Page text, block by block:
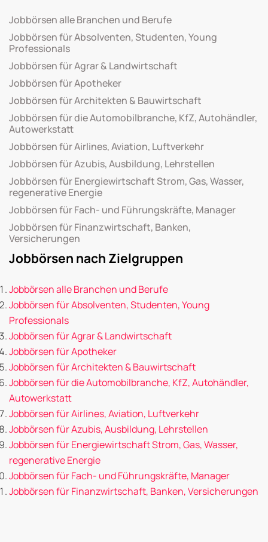
Jobbörsen alle Branchen und Berufe
Jobbörsen für Absolventen, Studenten, Young
Professionals
Jobbörsen für Agrar & Landwirtschaft
Jobbörsen für Apotheker
Jobbörsen für Architekten & Bauwirtschaft
Jobbörsen für die Automobilbranche, KfZ, Autohändler,
Autowerkstatt
Jobbörsen für Airlines, Aviation, Luftverkehr
Jobbörsen für Azubis, Ausbildung, Lehrstellen
Jobbörsen für Energiewirtschaft Strom, Gas, Wasser,
regenerative Energie
Jobbörsen für Fach- und Führungskräfte, Manager
Jobbörsen für Finanzwirtschaft, Banken,
Versicherungen
Jobbörsen nach Zielgruppen
Jobbörsen alle Branchen und Berufe
Jobbörsen für Absolventen, Studenten, Young
Professionals
Jobbörsen für Agrar & Landwirtschaft
Jobbörsen für Apotheker
Jobbörsen für Architekten & Bauwirtschaft
Jobbörsen für die Automobilbranche, KfZ, Autohändler,
Autowerkstatt
Jobbörsen für Airlines, Aviation, Luftverkehr
Jobbörsen für Azubis, Ausbildung, Lehrstellen
Jobbörsen für Energiewirtschaft Strom, Gas, Wasser,
regenerative Energie
Jobbörsen für Fach- und Führungskräfte, Manager
Jobbörsen für Finanzwirtschaft, Banken, Versicherungen